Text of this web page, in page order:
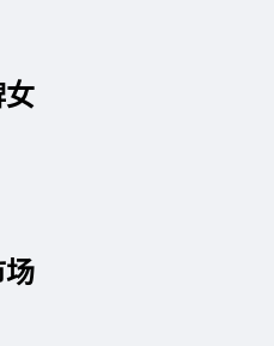
女
场